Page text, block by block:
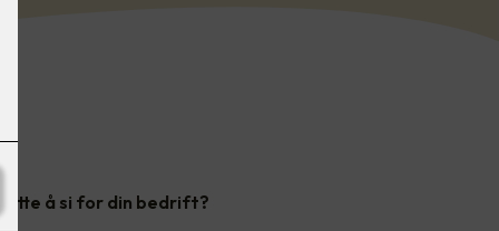
å si for din bedrift?